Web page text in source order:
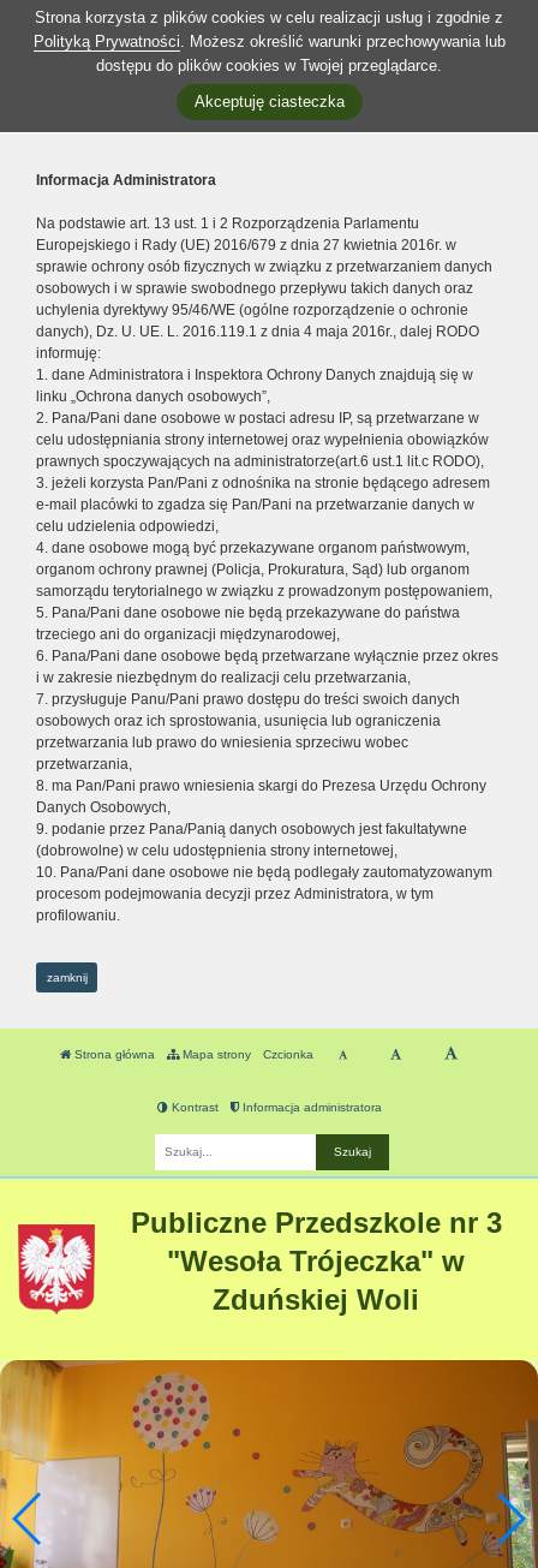
Strona korzysta z plików cookies w celu realizacji usług i zgodnie z
Polityką Prywatności. Możesz określić warunki przechowywania lub
dostępu do plików cookies w Twojej przeglądarce.
Akceptuję ciasteczka
Informacja Administratora
Na podstawie art. 13 ust. 1 i 2 Rozporządzenia Parlamentu
Europejskiego i Rady (UE) 2016/679 z dnia 27 kwietnia 2016r. w
sprawie ochrony osób fizycznych w związku z przetwarzaniem danych
osobowych i w sprawie swobodnego przepływu takich danych oraz
uchylenia dyrektywy 95/46/WE (ogólne rozporządzenie o ochronie
danych), Dz. U. UE. L. 2016.119.1 z dnia 4 maja 2016r., dalej RODO
informuję:
1. dane Administratora i Inspektora Ochrony Danych znajdują się w
linku „Ochrona danych osobowych”,
2. Pana/Pani dane osobowe w postaci adresu IP, są przetwarzane w
celu udostępniania strony internetowej oraz wypełnienia obowiązków
prawnych spoczywających na administratorze(art.6 ust.1 lit.c RODO),
3. jeżeli korzysta Pan/Pani z odnośnika na stronie będącego adresem
e-mail placówki to zgadza się Pan/Pani na przetwarzanie danych w
celu udzielenia odpowiedzi,
4. dane osobowe mogą być przekazywane organom państwowym,
organom ochrony prawnej (Policja, Prokuratura, Sąd) lub organom
samorządu terytorialnego w związku z prowadzonym postępowaniem,
5. Pana/Pani dane osobowe nie będą przekazywane do państwa
trzeciego ani do organizacji międzynarodowej,
6. Pana/Pani dane osobowe będą przetwarzane wyłącznie przez okres
i w zakresie niezbędnym do realizacji celu przetwarzania,
7. przysługuje Panu/Pani prawo dostępu do treści swoich danych
osobowych oraz ich sprostowania, usunięcia lub ograniczenia
przetwarzania lub prawo do wniesienia sprzeciwu wobec
przetwarzania,
8. ma Pan/Pani prawo wniesienia skargi do Prezesa Urzędu Ochrony
Danych Osobowych,
9. podanie przez Pana/Panią danych osobowych jest fakultatywne
(dobrowolne) w celu udostępnienia strony internetowej,
10. Pana/Pani dane osobowe nie będą podlegały zautomatyzowanym
procesom podejmowania decyzji przez Administratora, w tym
profilowaniu.
zamknij
Strona główna Mapa strony Czcionka
Kontrast Informacja administratora
Publiczne Przedszkole nr 3
"Wesoła Trójeczka" w
Zduńskiej Woli